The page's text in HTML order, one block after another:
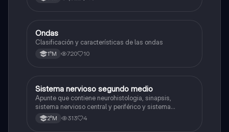
Física
Ondas
Clasificación y características de las ondas
1°M 720 10
Biología
Sistema nervioso segundo medio
Apunte que contiene neurohistologia, sinapsis,
sistema nervioso central y periférico y sistema
endocrino
2°M 313 4